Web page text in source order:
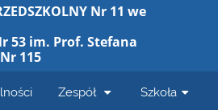
Nr 11 we
53 im. Prof. Stefana
115
Zespół Szkoła